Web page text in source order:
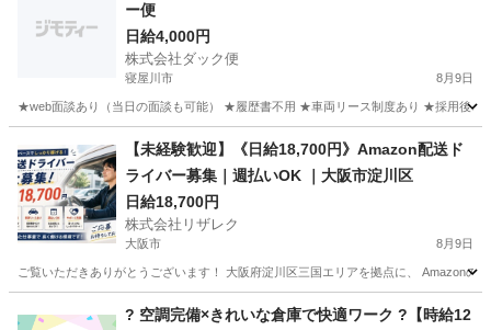
ー便
日給4,000円
株式会社ダック便
寝屋川市 8月9日
★web面談あり（当日の面談も可能） ★履歴書不用 ★車両リース制度あり ★採用後、
物流 スポット
【未経験歓迎】《日給18,700円》Amazon配送ド
ライバー募集｜週払いOK ｜大阪市淀川区
日給18,700円
株式会社リザレク
大阪市 8月9日
ご覧いただきありがとうございます！ 大阪府淀川区三国エリアを拠点に、
物流 Amazon
? 空調完備×きれいな倉庫で快適ワーク ?【時給12